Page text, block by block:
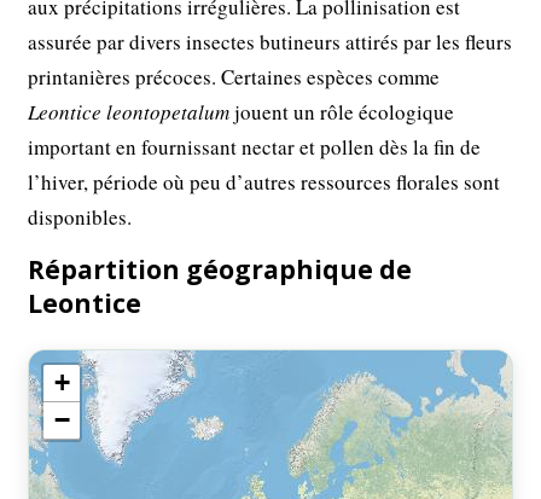
aux précipitations irrégulières. La pollinisation est
assurée par divers insectes butineurs attirés par les fleurs
printanières précoces. Certaines espèces comme
Leontice leontopetalumjouent un rôle écologique
important en fournissant nectar et pollen dès la fin de
l’hiver, période où peu d’autres ressources florales sont
disponibles.
Répartition géographique de
Leontice
+
−